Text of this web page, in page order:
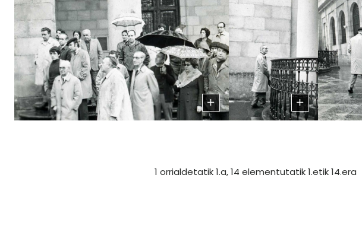
1 orrialdetatik 1.a, 14 elementutatik 1.etik 14.era